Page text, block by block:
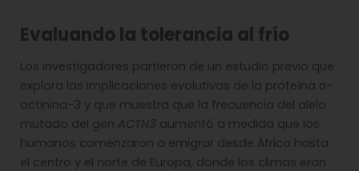
Evaluando la tolerancia al frío
Los investigadores partieron de un estudio previo que
explora las implicaciones evolutivas de la proteína α-
actinina-3 y que muestra que la frecuencia del alelo
mutado del gen ACTN3 aumentó a medida que los
humanos comenzaron a emigrar desde África hasta
el centro y el norte de Europa, donde los climas eran